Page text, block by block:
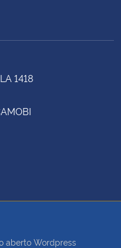
1418
aberto Wordpress